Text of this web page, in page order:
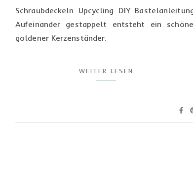
Schraubdeckeln Upcycling DIY
Aufeinander gestappelt entsteht ein
goldener Kerzenständer.
WEITER LESEN